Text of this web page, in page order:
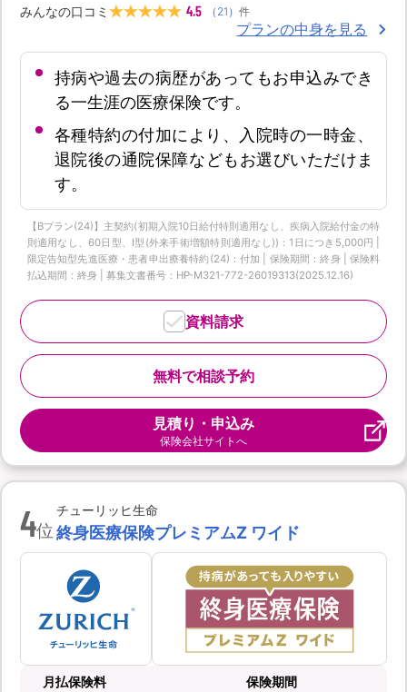
みんなの口コミ 4.5 （ 21 ） 件
プランの中身を見る
持病や過去の病歴があってもお申込みでき
る一生涯の医療保険です。
各種特約の付加により、入院時の一時金、
退院後の通院保障などもお選びいただけま
す。
【Bプラン(24)】主契約(初期入院10日給付特則適用なし、疾病入院給付金の特
則適用なし、60日型、Ⅰ型(外来手術増額特則適用なし))：1日につき5,000円 |
限定告知型先進医療・患者申出療養特約(24)：付加 | 保険期間：終身 | 保険料
払込期間：終身 | 募集文書番号：HP-M321-772-26019313(2025.12.16)
無料で相談予約
資料請求
見積り・申込み
保険会社サイトへ
4位
チューリッヒ生命
終身医療保険プレミアムZ ワイド
月払保険料 保険期間